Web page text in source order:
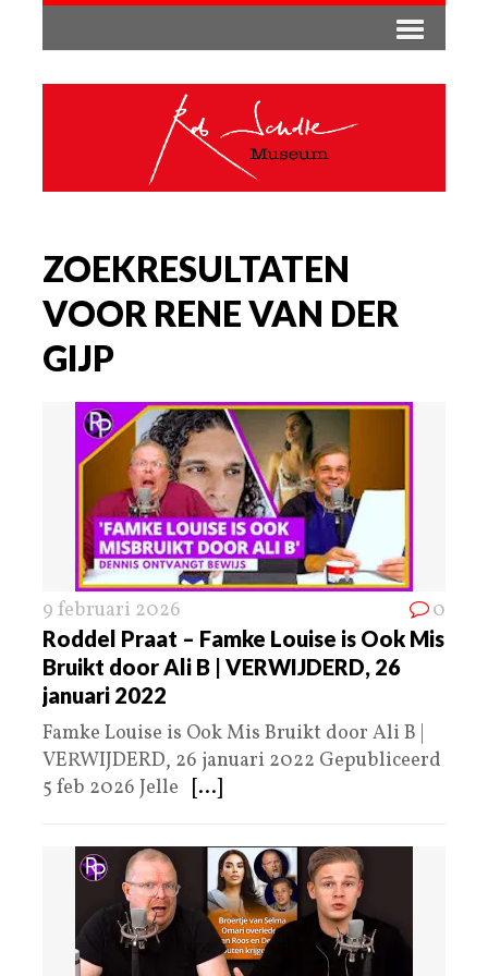
ZOEKRESULTATEN
VOOR RENE VAN DER
GIJP
9 februari 2026 0
Roddel Praat – Famke Louise is Ook Mis
Bruikt door Ali B | VERWIJDERD, 26
januari 2022
Famke Louise is Ook Mis Bruikt door Ali B |
VERWIJDERD, 26 januari 2022 Gepubliceerd
5 feb 2026 Jelle [...]